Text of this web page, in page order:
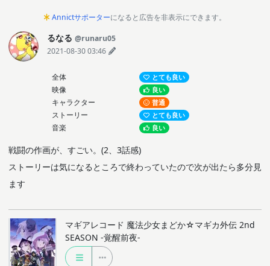
Annictサポーターになると広告を非表示にできます。
るなる @runaru05
2021-08-30 03:46
全体 とても良い
映像 良い
キャラクター 普通
ストーリー とても良い
音楽 良い
戦闘の作画が、すごい。(2、3話感)
ストーリーは気になるところで終わっていたので次が出たら多分見
ます
マギアレコード 魔法少女まどか☆マギカ外伝 2nd
SEASON ‐覚醒前夜‐